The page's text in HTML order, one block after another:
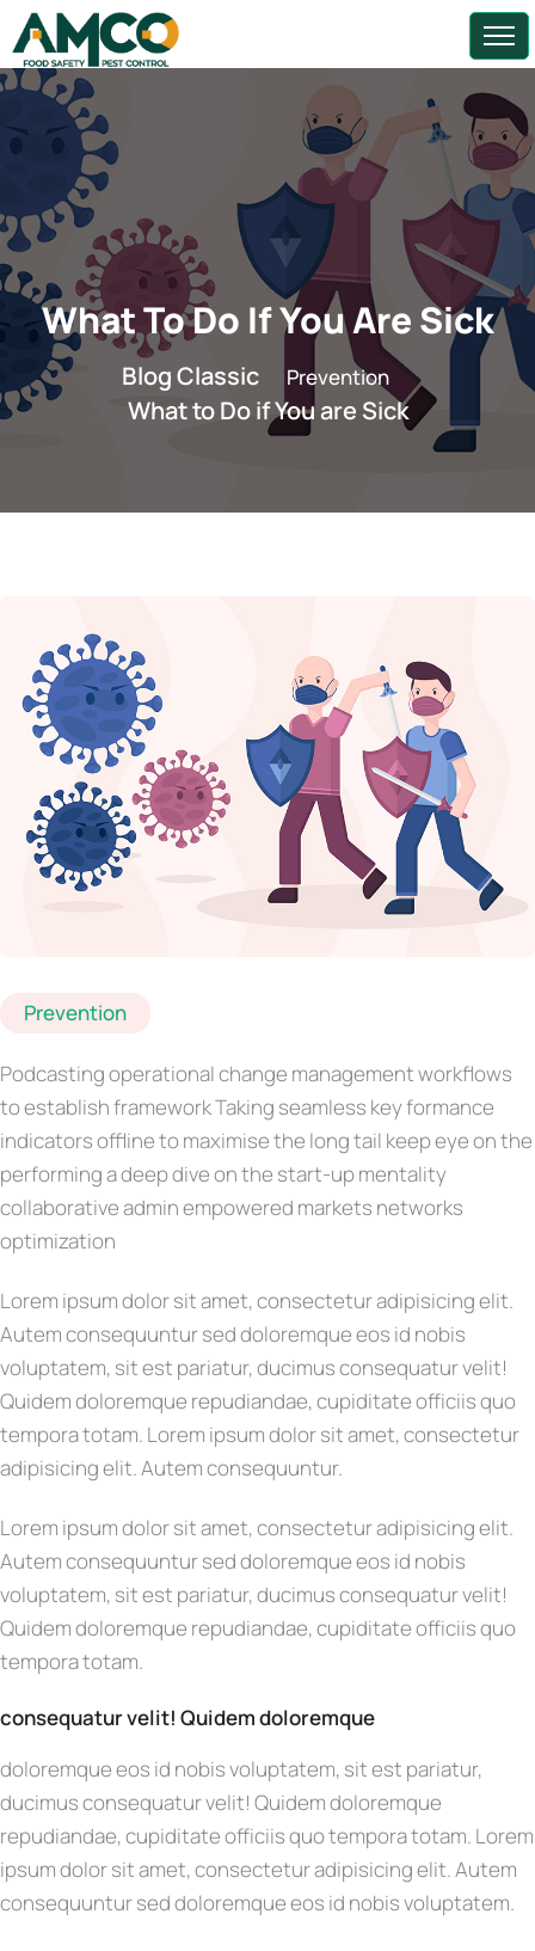
What To Do If You Are Sick
Blog Classic Prevention
What to Do if You are Sick
Prevention
Podcasting operational change management workflows
to establish framework Taking seamless key formance
indicators offline to maximise the long tail keep eye on the
performing a deep dive on the start-up mentality
collaborative admin empowered markets networks
optimization
Lorem ipsum dolor sit amet, consectetur adipisicing elit.
Autem consequuntur sed doloremque eos id nobis
voluptatem, sit est pariatur, ducimus consequatur velit!
Quidem doloremque repudiandae, cupiditate officiis quo
tempora totam. Lorem ipsum dolor sit amet, consectetur
adipisicing elit. Autem consequuntur.
Lorem ipsum dolor sit amet, consectetur adipisicing elit.
Autem consequuntur sed doloremque eos id nobis
voluptatem, sit est pariatur, ducimus consequatur velit!
Quidem doloremque repudiandae, cupiditate officiis quo
tempora totam.
consequatur velit! Quidem doloremque
doloremque eos id nobis voluptatem, sit est pariatur,
ducimus consequatur velit! Quidem doloremque
repudiandae, cupiditate officiis quo tempora totam. Lorem
ipsum dolor sit amet, consectetur adipisicing elit. Autem
consequuntur sed doloremque eos id nobis voluptatem.